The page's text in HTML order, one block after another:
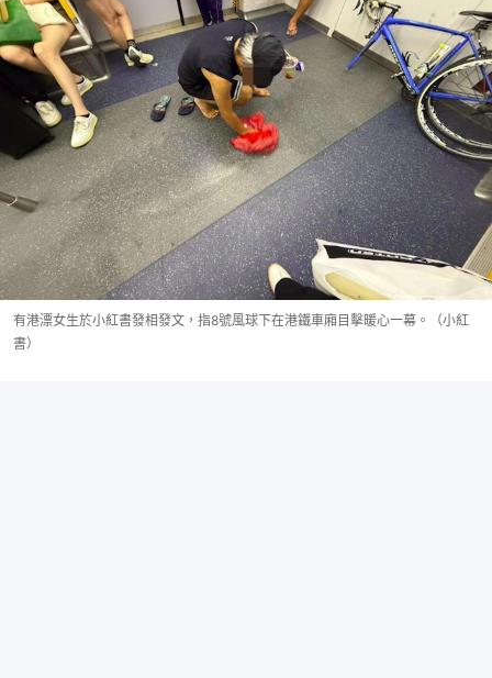
有港漂女生於小紅書發相發文，指8號風球下在港鐵車廂目擊暖心一幕。（小紅
書）